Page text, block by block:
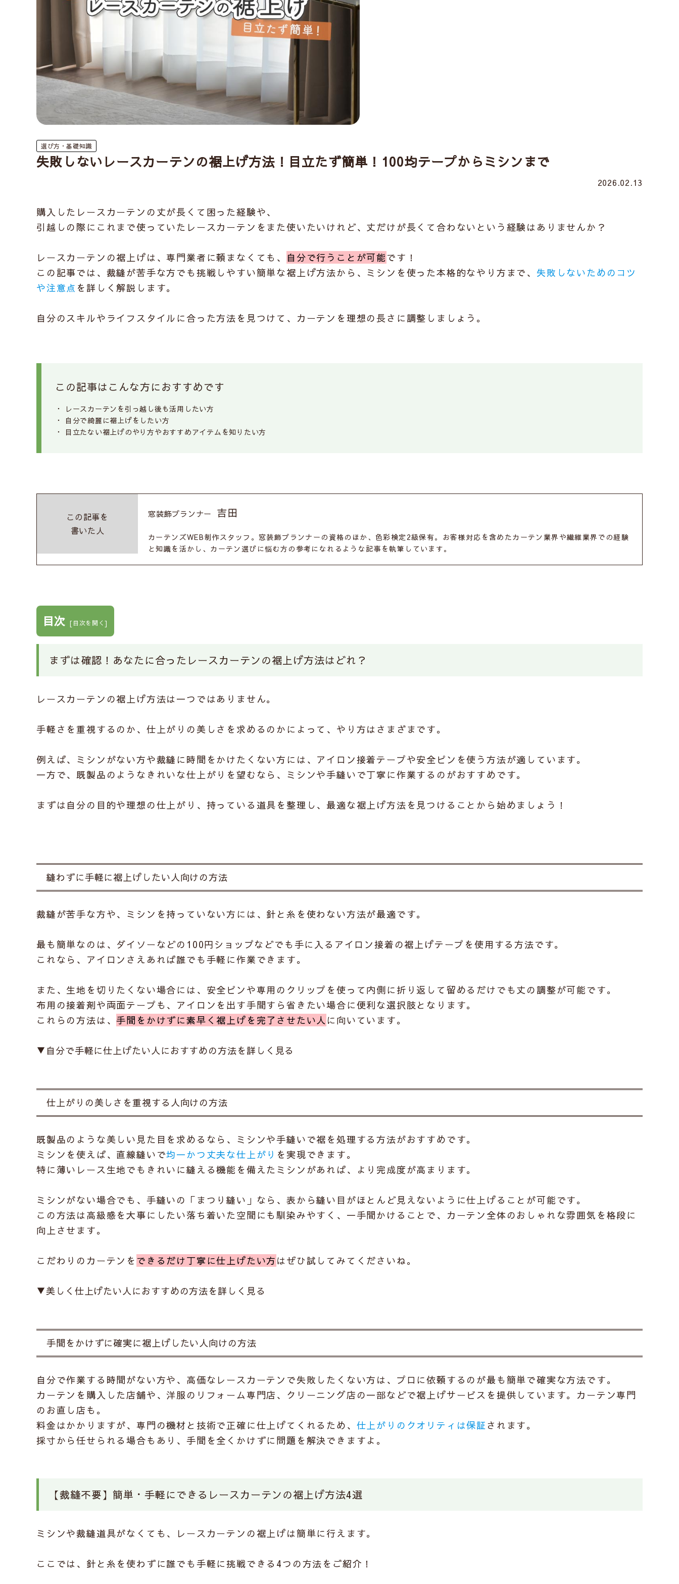
選び方・基礎知識
失敗しないレースカーテンの裾上げ方法！目立たず簡単！100均テープからミシンまで
2026.02.13
購入したレースカーテンの丈が長くて困った経験や、
引越しの際にこれまで使っていたレースカーテンをまた使いたいけれど、丈だけが長くて合わないという経験はありませんか？
レースカーテンの裾上げは、専門業者に頼まなくても、 自分で行うことが可能 です！
この記事では、裁縫が苦手な方でも挑戦しやすい簡単な裾上げ方法から、ミシンを使った本格的なやり方まで、 失敗しないためのコツ
や注意点 を詳しく解説します。
自分のスキルやライフスタイルに合った方法を見つけて、カーテンを理想の長さに調整しましょう。
この記事はこんな方におすすめです
レースカーテンを引っ越し後も活用したい方
自分で綺麗に裾上げをしたい方
目立たない裾上げのやり方やおすすめアイテムを知りたい方
この記事を
書いた人
窓装飾プランナー 吉田
カーテンズWEB制作スタッフ。窓装飾プランナーの資格のほか、色彩検定2級保有。お客様対応を含めたカーテン業界や繊維業界での経験
と知識を活かし、カーテン選びに悩む方の参考になれるような記事を執筆しています。
目次 [目次を開く]
まずは確認！あなたに合ったレースカーテンの裾上げ方法はどれ？
レースカーテンの裾上げ方法は一つではありません。
手軽さを重視するのか、仕上がりの美しさを求めるのかによって、やり方はさまざまです。
例えば、ミシンがない方や裁縫に時間をかけたくない方には、アイロン接着テープや安全ピンを使う方法が適しています。
一方で、既製品のようなきれいな仕上がりを望むなら、ミシンや手縫いで丁寧に作業するのがおすすめです。
まずは自分の目的や理想の仕上がり、持っている道具を整理し、最適な裾上げ方法を見つけることから始めましょう！
縫わずに手軽に裾上げしたい人向けの方法
裁縫が苦手な方や、ミシンを持っていない方には、針と糸を使わない方法が最適です。
最も簡単なのは、ダイソーなどの100円ショップなどでも手に入る アイロン接着の裾上げテープ を使用する方法です。
これなら、アイロンさえあれば誰でも手軽に作業できます。
また、生地を切りたくない場合には、安全ピンや専用のクリップを使って内側に折り返して留めるだけでも丈の調整が可能です。
布用の接着剤や両面テープも、アイロンを出す手間すら省きたい場合に便利な選択肢となります。
これらの方法は、手間をかけずに素早く裾上げを完了させたい人 に向いています。
▼ 自分で手軽に仕上げたい人におすすめの方法を詳しく見る
仕上がりの美しさを重視する人向けの方法
既製品のような美しい見た目を求めるなら、 ミシンや手縫い で裾を処理する方法がおすすめです。
ミシンを使えば、直線縫いで均一かつ丈夫な仕上がり を実現できます。
特に薄いレース生地でもきれいに縫える機能を備えたミシンがあれば、より完成度が高まります。
ミシンがない場合でも、手縫いの「まつり縫い」なら、表から縫い目がほとんど見えないように仕上げることが可能です。
この方法は高級感を大事にしたい落ち着いた空間にも馴染みやすく、一手間かけることで、カーテン全体のおしゃれな雰囲気を格段に
向上させます。
こだわりのカーテンを できるだけ丁寧に仕上げたい方 はぜひ試してみてくださいね。
▼美しく仕上げたい人におすすめの方法を詳しく見る
手間をかけずに確実に裾上げしたい人向けの方法
自分で作業する時間がない方や、高価なレースカーテンで失敗したくない方は、 プロに依頼する のが最も簡単で確実な方法です。
カーテンを購入した店舗や、洋服のリフォーム専門店、クリーニング店の一部などで裾上げサービスを提供しています。カーテン専門
のお直し店も。
料金はかかりますが、専門の機材と技術で正確に仕上げてくれるため、 仕上がりのクオリティは保証 されます。
採寸から任せられる場合もあり、手間を全くかけずに問題を解決できますよ。
【裁縫不要】簡単・手軽にできるレースカーテンの裾上げ方法4選
ミシンや裁縫道具がなくても、レースカーテンの裾上げは簡単に行えます。
ここでは、針と糸を使わずに誰でも手軽に挑戦できる4つの方法をご紹介！